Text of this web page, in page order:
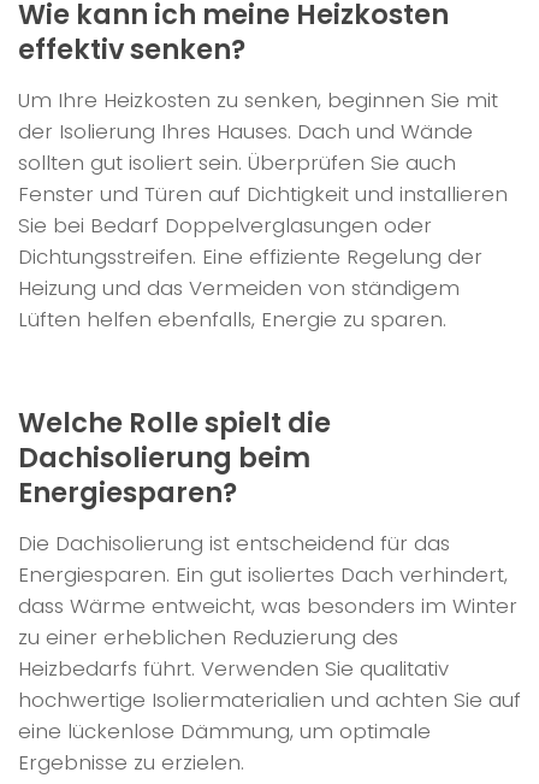
Wie kann ich meine Heizkosten
effektiv senken?
Um Ihre Heizkosten zu senken, beginnen Sie mit
der Isolierung Ihres Hauses. Dach und Wände
sollten gut isoliert sein. Überprüfen Sie auch
Fenster und Türen auf Dichtigkeit und installieren
Sie bei Bedarf Doppelverglasungen oder
Dichtungsstreifen. Eine effiziente Regelung der
Heizung und das Vermeiden von ständigem
Lüften helfen ebenfalls, Energie zu sparen.
Welche Rolle spielt die
Dachisolierung beim
Energiesparen?
Die Dachisolierung ist entscheidend für das
Energiesparen. Ein gut isoliertes Dach verhindert,
dass Wärme entweicht, was besonders im Winter
zu einer erheblichen Reduzierung des
Heizbedarfs führt. Verwenden Sie qualitativ
hochwertige Isoliermaterialien und achten Sie auf
eine lückenlose Dämmung, um optimale
Ergebnisse zu erzielen.